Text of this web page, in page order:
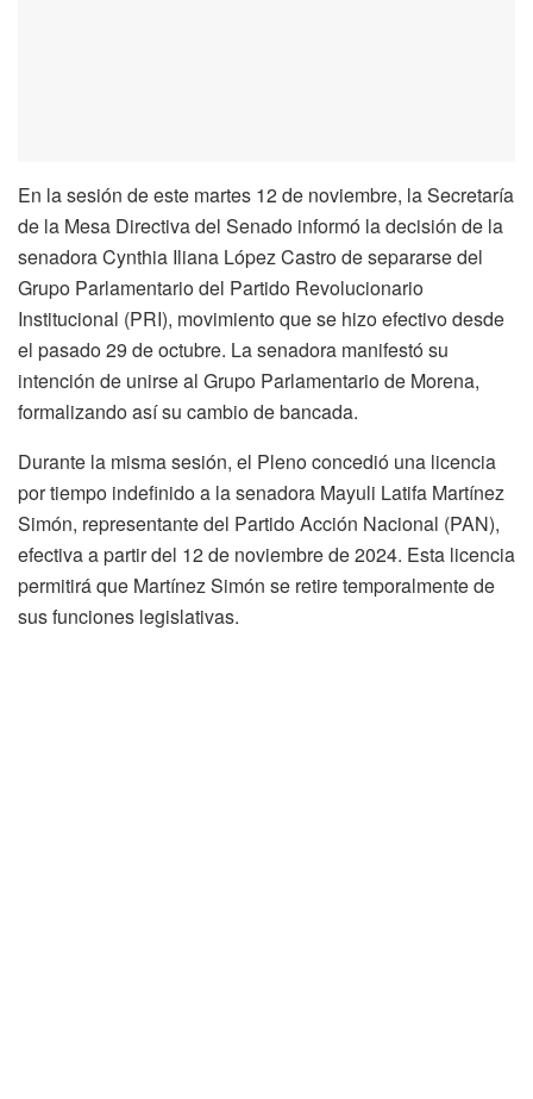
En la sesión de este martes 12 de noviembre, la Secretaría
de la Mesa Directiva del Senado informó la decisión de la
senadora Cynthia Iliana López Castro de separarse del
Grupo Parlamentario del Partido Revolucionario
Institucional (PRI), movimiento que se hizo efectivo desde
el pasado 29 de octubre. La senadora manifestó su
intención de unirse al Grupo Parlamentario de Morena,
formalizando así su cambio de bancada.
Durante la misma sesión, el Pleno concedió una licencia
por tiempo indefinido a la senadora Mayuli Latifa Martínez
Simón, representante del Partido Acción Nacional (PAN),
efectiva a partir del 12 de noviembre de 2024. Esta licencia
permitirá que Martínez Simón se retire temporalmente de
sus funciones legislativas.